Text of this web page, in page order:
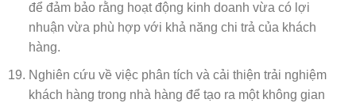
để đảm bảo rằng hoạt động kinh doanh vừa có lợi
nhuận vừa phù hợp với khả năng chi trả của khách
hàng.
Nghiên cứu về việc phân tích và cải thiện trải nghiệm
khách hàng trong nhà hàng để tạo ra một không gian